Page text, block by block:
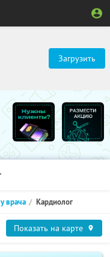
Загрузить
врача Кардиолог
Показать на карте